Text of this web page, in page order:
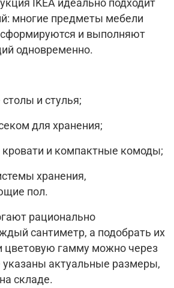
IKEA идеально подходит
многие предметы мебели
и выполняют
одновременно.
и стулья;
для хранения;
и компактные комоды;
хранения,
пол.
рационально
сантиметр, а подобрать их
цветовую гамму можно через
указаны актуальные размеры,
складе.